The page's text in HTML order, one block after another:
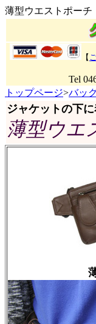
薄型ウエストポーチ
【
Tel
トップページ>バッ
ジャケットの下
薄型ウエ